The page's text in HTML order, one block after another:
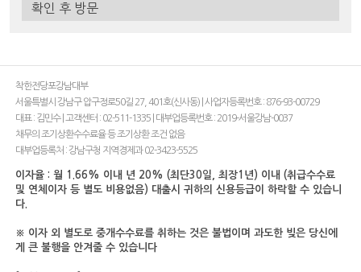
확인 후 방문
착한전당포강남대부
서울특별시 강남구 압구정로50길 27, 401호(신사동) | 사업자등록번호 : 876-93-00729
대표 : 김민수 | 고객센터 : 02-511-1335 | 대부업등록번호 : 2019-서울강남-0037
채무의 조기상환수수료율 등 조기상환 조건 없음
대부업등록처 : 강남구청 지역경제과 02-3423-5525
이자율 : 월 1.66% 이내 년 20% (최단30일, 최장1년) 이내 (취급수수료
및 연체이자 등 별도 비용없음) 대출시 귀하의 신용등급이 하락할 수 있습니
다.
※ 이자 외 별도로 중개수수료를 취하는 것은 불법이며 과도한 빚은 당신에
게 큰 불행을 안겨줄 수 있습니다